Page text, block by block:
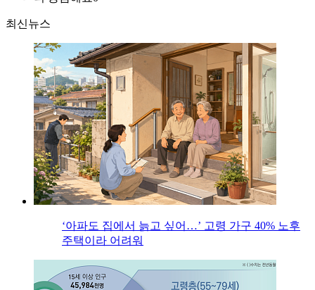
최신뉴스
‘아파도 집에서 늙고 싶어…’ 고령 가구 40% 노후
주택이라 어려워